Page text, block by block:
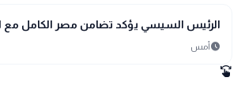
bolt
عاجل
الرئيس السيسي يؤكد تضامن مصر الكامل مع
scheduleأمس
swipe